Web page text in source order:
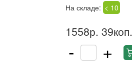
На складе: < 10
1558р. 39коп.
- +